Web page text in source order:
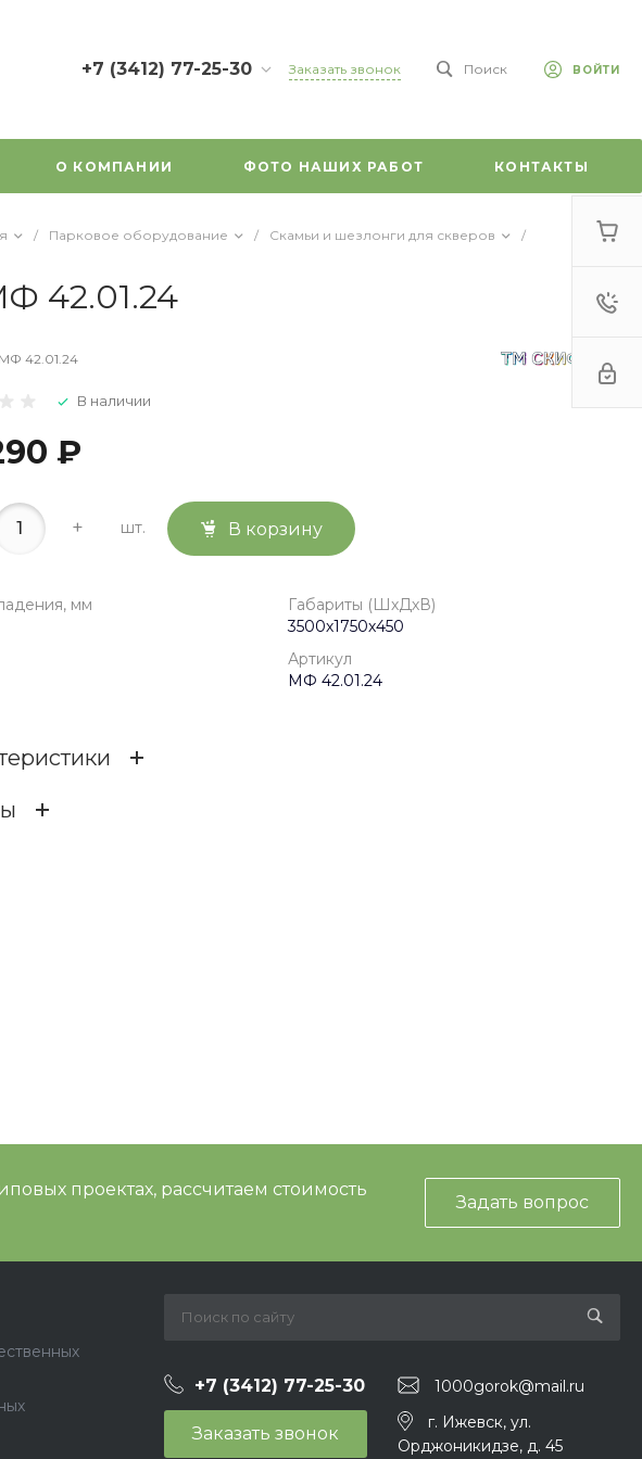
+7 (3412) 77-25-30
г. Ижевск, ул.
Орджоникидзе, д. 45
1000gorok@mail.ru
Заказать звонок Поиск ВОЙТИ
О КОМПАНИИ ФОТО НАШИХ РАБОТ КОНТАКТЫ
/ Парковое оборудование / Скамьи и шезлонги для скверов
/
42.01.24
МФ 42.01.24
В наличии
₽
+ шт. В корзину
мм
Габариты (ШхДхВ)
3500х1750х450
Артикул
МФ 42.01.24
проектах, рассчитаем стоимость
Задать вопрос
+7 (3412) 77-25-30 1000gorok@mail.ru
Заказать звонок
г. Ижевск, ул.
Орджоникидзе, д. 45